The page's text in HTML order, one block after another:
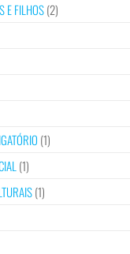
E FILHOS(2)
(1)
(1)
(1)